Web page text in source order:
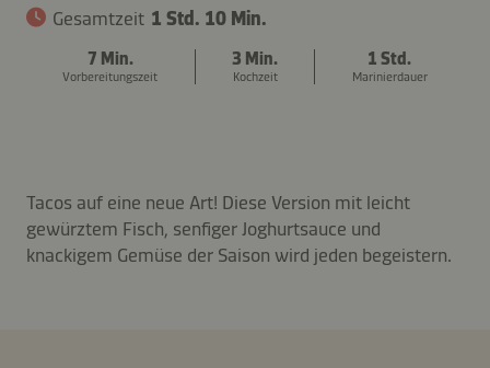
Gesamtzeit 1 Std. 10 Min.
7 Min.
Vorbereitungszeit
3 Min.
Kochzeit
1 Std.
Marinierdauer
Tacos auf eine neue Art! Diese Version mit leicht
gewürztem Fisch, senfiger Joghurtsauce und
knackigem Gemüse der Saison wird jeden begeistern.